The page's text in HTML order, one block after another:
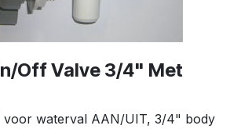
Off Valve 3/4" Met
voor waterval AAN/UIT, 3/4" body